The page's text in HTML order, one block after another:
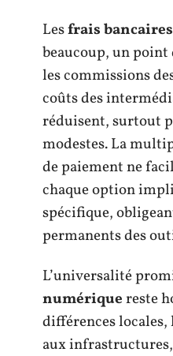
Lesfrais bancaires
beaucoup, un
les commissions
coûts des
réduisent, surtout
modestes. La
de paiement ne
chaque option
spécifique,
permanents des
L’universalité
numériquereste
différences locales,
aux